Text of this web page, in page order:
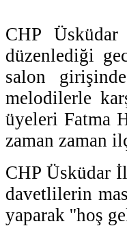
CHP Üsküdar
düzenlediği
salon
melodilerle
üyeleri Fatma
zaman zaman
CHP Üsküdar
davetlilerin
yaparak ''hoş